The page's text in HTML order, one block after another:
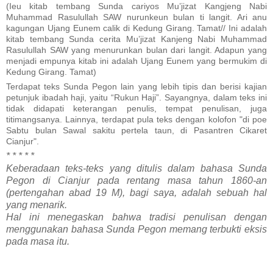
(Ieu kitab tembang Sunda cariyos Mu’jizat Kangjeng Nabi
Muhammad Rasulullah SAW nurunkeun bulan ti langit. Ari anu
kagungan Ujang Eunem calik di Kedung Girang. Tamat// Ini adalah
kitab tembang Sunda cerita Mu’jizat Kanjeng Nabi Muhammad
Rasulullah SAW yang menurunkan bulan dari langit. Adapun yang
menjadi empunya kitab ini adalah Ujang Eunem yang bermukim di
Kedung Girang. Tamat)
Terdapat teks Sunda Pegon lain yang lebih tipis dan berisi kajian
petunjuk ibadah haji, yaitu “Rukun Haji”. Sayangnya, dalam teks ini
tidak didapati keterangan penulis, tempat penulisan, juga
titimangsanya. Lainnya, terdapat pula teks dengan kolofon "di poe
Sabtu bulan Sawal sakitu pertela taun, di Pasantren Cikaret
Cianjur".
* * * * *
Keberadaan teks-teks yang ditulis dalam bahasa Sunda
Pegon di Cianjur pada rentang masa tahun 1860-an
(pertengahan abad 19 M), bagi saya, adalah sebuah hal
yang menarik.
Hal ini menegaskan bahwa tradisi penulisan dengan
menggunakan bahasa Sunda Pegon memang terbukti eksis
pada masa itu.